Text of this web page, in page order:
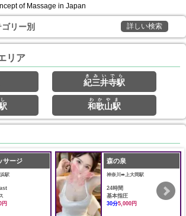
of Massage in Japan
リー別 詳しい検索
リア
紀三井寺駅
きみいでら
和歌山駅
わかやま
サージ
駅
円
森の泉
神奈川➠上大岡駅
24時間
基本指圧
30分5,000円